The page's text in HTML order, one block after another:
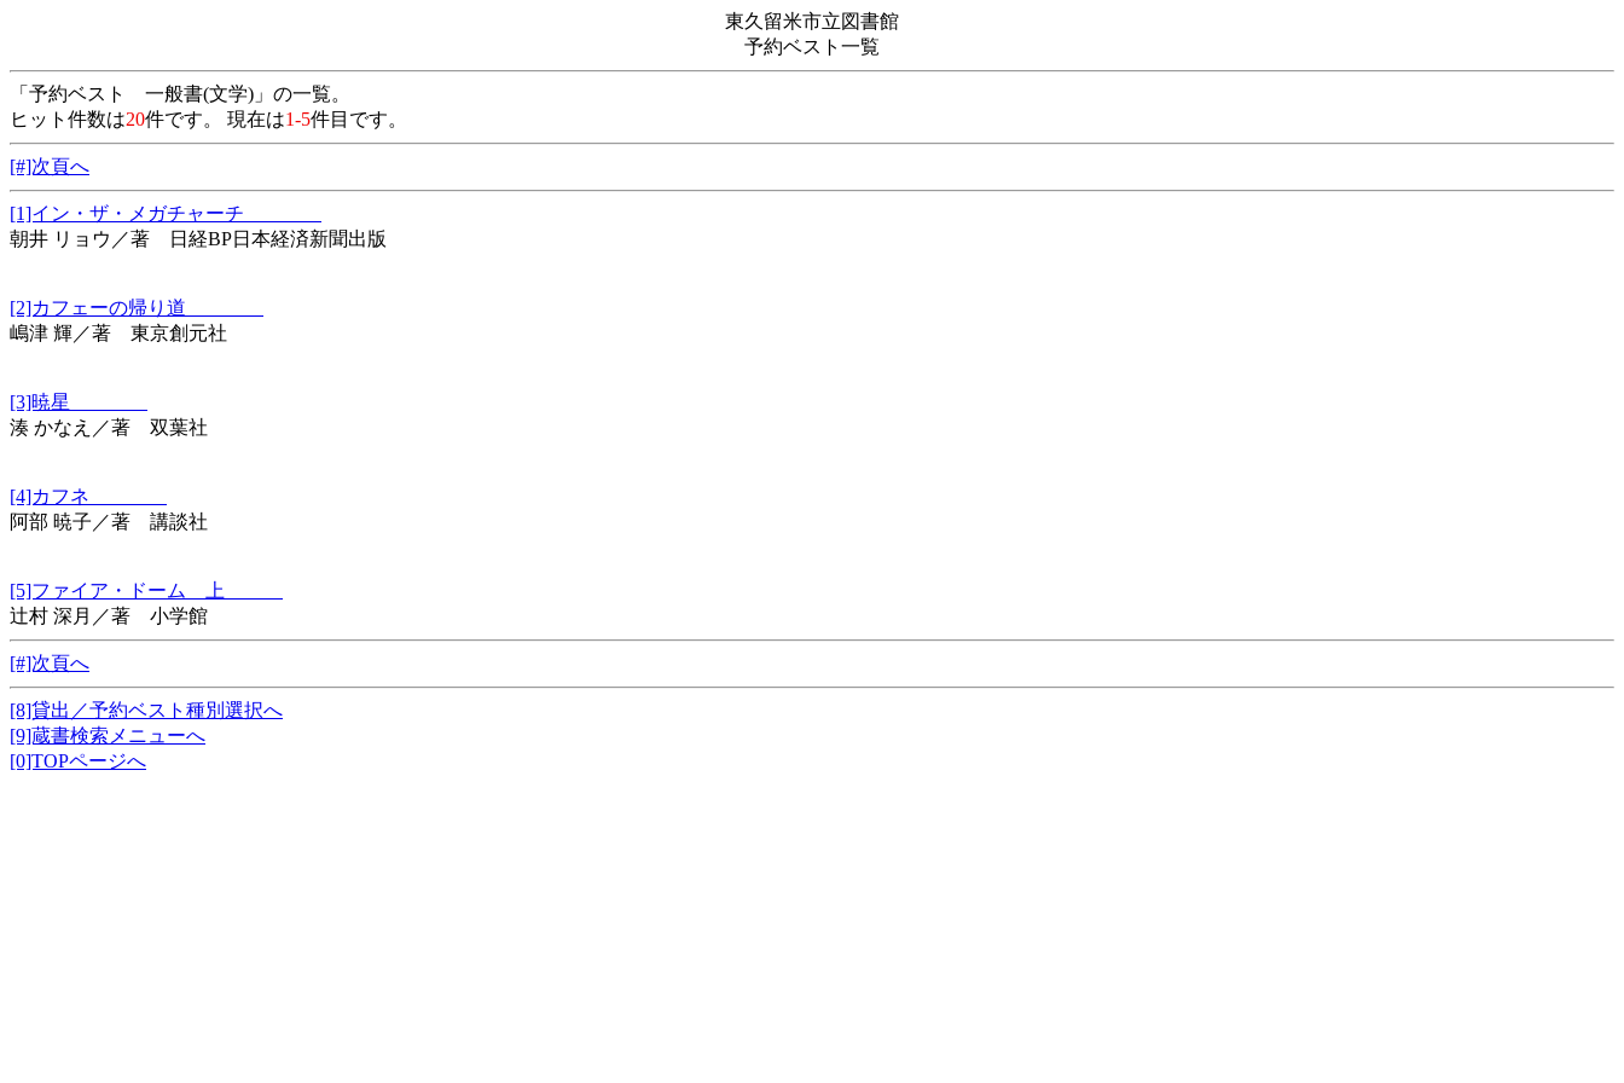
東久留米市立図書館
予約ベスト一覧
「予約ベスト 一般書(文学)」の一覧。
ヒット件数は20件です。 現在は1-5件目です。
[#]次頁へ
[1]イン・ザ・メガチャーチ
朝井 リョウ／著 日経BP日本経済新聞出版
[2]カフェーの帰り道
嶋津 輝／著 東京創元社
[3]暁星
湊 かなえ／著 双葉社
[4]カフネ
阿部 暁子／著 講談社
[5]ファイア・ドーム 上
辻村 深月／著 小学館
[#]次頁へ
[8]貸出／予約ベスト種別選択へ
[9]蔵書検索メニューへ
[0]TOPページへ